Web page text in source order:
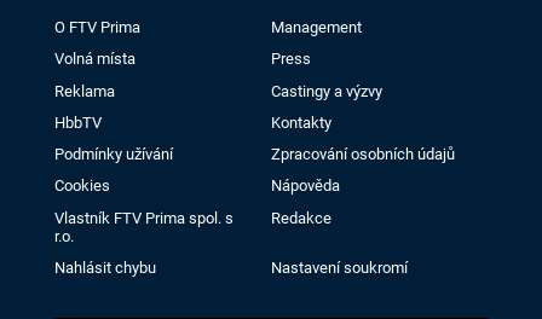
O FTV Prima
Management
Volná místa
Press
Reklama
Castingy a výzvy
HbbTV
Kontakty
Podmínky užívání
Zpracování osobních údajů
Cookies
Nápověda
Vlastník FTV Prima spol. s
r.o.
Redakce
Nahlásit chybu Nastavení soukromí